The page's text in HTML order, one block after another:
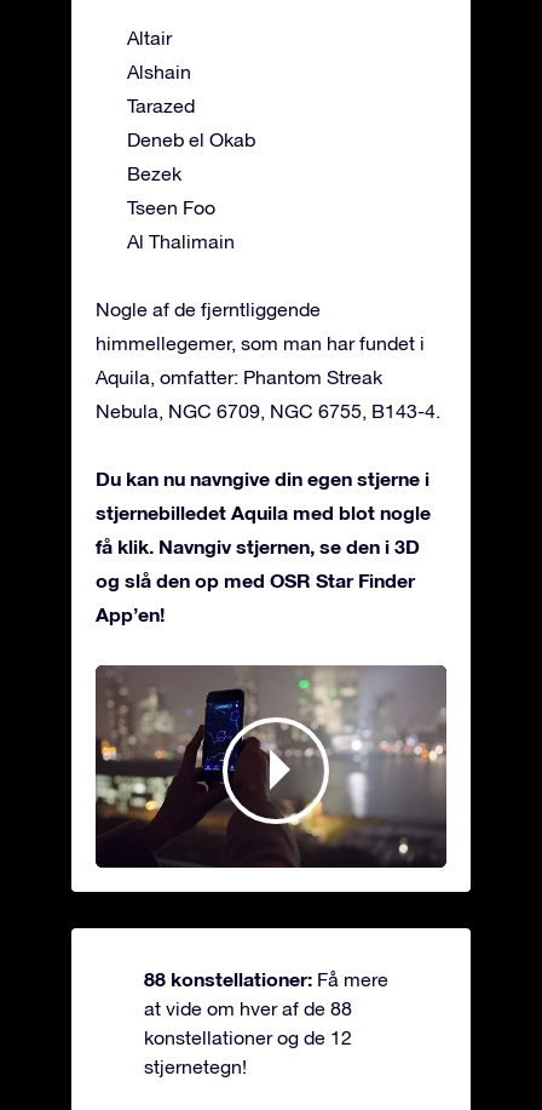
Altair
Alshain
Tarazed
Deneb el Okab
Bezek
Tseen Foo
Al Thalimain
Nogle af de fjerntliggende
himmellegemer, som man har fundet i
Aquila, omfatter: Phantom Streak
Nebula, NGC 6709, NGC 6755, B143-4.
Du kan nu navngive din egen stjerne i
stjernebilledet Aquila med blot nogle
få klik. Navngiv stjernen, se den i 3D
og slå den op med OSR Star Finder
App’en!
88 konstellationer: Få mere
at vide om hver af de 88
konstellationer og de 12
stjernetegn!